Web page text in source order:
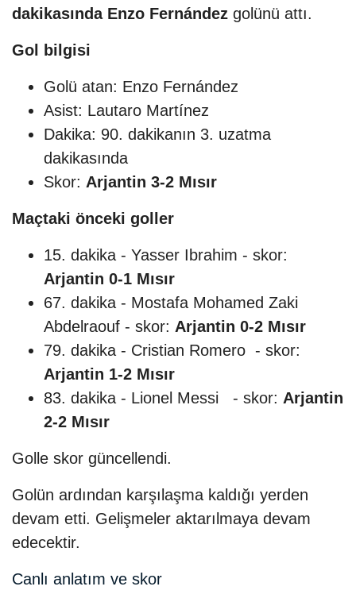
dakikasında Enzo Fernández golünü attı.
Gol bilgisi
Golü atan: Enzo Fernández
Asist: Lautaro Martínez
Dakika: 90. dakikanın 3. uzatma
dakikasında
Skor: Arjantin 3-2 Mısır
Maçtaki önceki goller
15. dakika - Yasser Ibrahim - skor:
Arjantin 0-1 Mısır
67. dakika - Mostafa Mohamed Zaki
Abdelraouf - skor: Arjantin 0-2 Mısır
79. dakika - Cristian Romero - skor:
Arjantin 1-2 Mısır
83. dakika - Lionel Messi - skor: Arjantin
2-2 Mısır
Golle skor güncellendi.
Golün ardından karşılaşma kaldığı yerden
devam etti. Gelişmeler aktarılmaya devam
edecektir.
Canlı anlatım ve skor